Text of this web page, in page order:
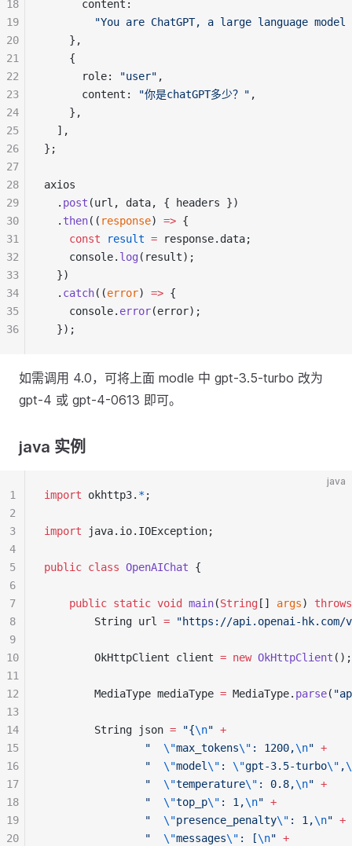
      content:
"You are ChatGPT, a large language
    },
    {
      role:
"user" ,
      content:
"你是chatGPT多少？" ,
    },
  ],
};
axios
  .
post (url, data, { headers })
  .
then(( response) => {
const
result = response.data;
    console.
log (result);
  })
  .
catch((error) => {
    console.
error(error);
  });
18
19
20
21
22
23
24
25
26
27
28
29
30
31
32
33
34
35
36
如需调用 4.0，可将上面 modle 中 gpt-3.5-turbo 改为
gpt-4 或 gpt-4-0613 即可。
java 实例
java
import okhttp3. *;
import java.io.IOException;
public class OpenAIChat {
public static void main(String [] args) throws
        String url
= "https://api.openai-hk.com/
        OkHttpClient client
= new OkHttpClient ();
        MediaType mediaType
= MediaType. parse(
        String json
= "{\n" +
" \"max_tokens\" : 1200,\n" +
" \"model\" : \"gpt-3.5-turbo\" ,
" \"temperature\" : 0.8,\n" +
" \"top_p\" : 1,\n" +
" \"presence_penalty\" : 1,\n" +
" \"messages\" : [\n" +
1
2
3
4
5
6
7
8
9
10
11
12
13
14
15
16
17
18
19
20